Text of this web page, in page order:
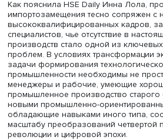
компании, занятые
водой, угледобывающие
ремонту и монтажу машин и
предоставляющие услуги в
ископаемых, — среди них
лишь 5,7,8 и 9% предприятий
Низкая оценка перспектив
отраслях промышленности, по
обусловлена спецификой
Например, слабой технической
достаточного финансирования,